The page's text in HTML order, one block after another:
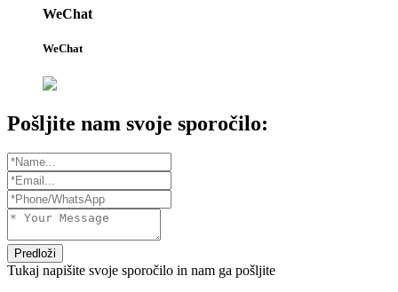
WeChat
WeChat
Pošljite nam svoje sporočilo:
Predloži
Tukaj napišite svoje sporočilo in nam ga pošljite